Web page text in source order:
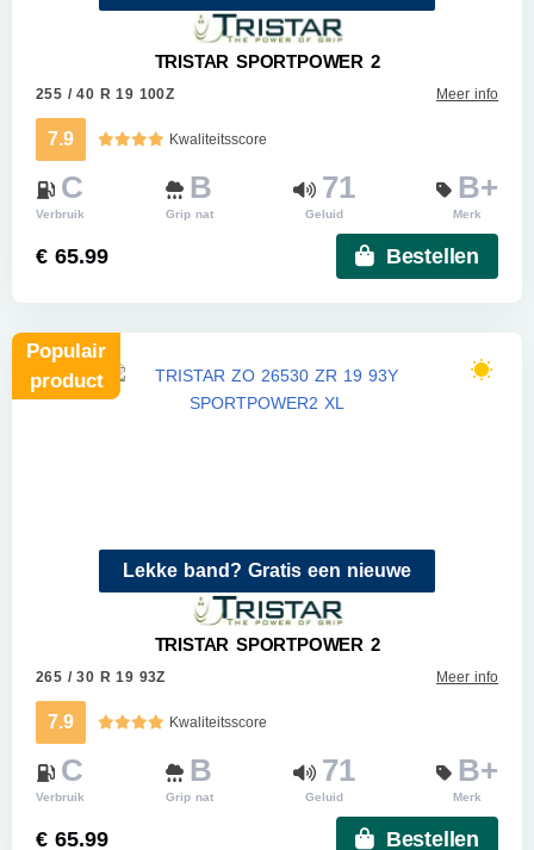
TRISTAR SPORTPOWER 2
255 / 40 R 19 100Z Meer info
7.9 Kwaliteitsscore
C
Verbruik
B
Grip nat
71
Geluid
B+
Merk
€ 65.99 Bestellen
Lekke band? Gratis een nieuwe
Populair
product
TRISTAR SPORTPOWER 2
265 / 30 R 19 93Z Meer info
7.9 Kwaliteitsscore
C
Verbruik
B
Grip nat
71
Geluid
B+
Merk
€ 65.99 Bestellen